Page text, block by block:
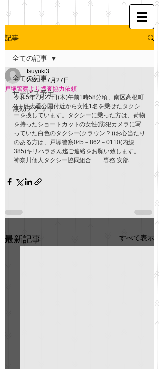
記事
全ての記事
サービス予定
無効チケット
全ての記事
戸塚警察より捜査協力依頼
tsuyuki3
2023年7月27日
令和5年7月27日(木)午前1時58分頃、南区高根町
2丁目大通公園付近から女性1名を乗せたタクシ
ーを捜しています。タクシーに乗った方は、荷物
を持ったショートカットの女性(防犯カメラに写
っていた白色のタクシー(クラウン？))お心当たり
のある方は、戸塚警察045－862－0110(内線
385)キリハラさん迄ご連絡をお願い致します。
神奈川個人タクシー協同組合　　専務 安部
最新記事 すべて表示